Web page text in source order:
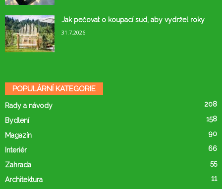
Jak pečovat o koupací sud, aby vydržel roky
31.7.2026
POPULÁRNÍ KATEGORIE
Rady a návody 208
Bydlení 158
Magazín 90
Interiér 66
Zahrada 55
Architektura
11